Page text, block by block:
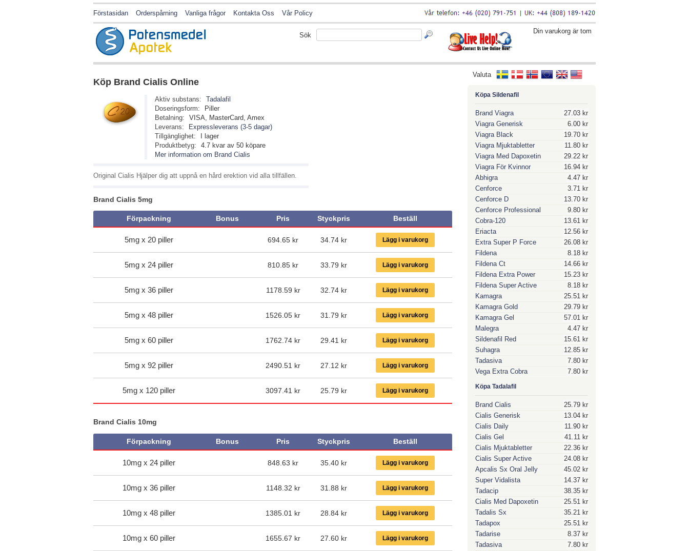
Förstasidan Orderspårning Vanliga frågor Kontakta Oss Vår Policy
Din varukorg är tom
Sök
Köp Brand Cialis Online
Aktiv substans:
Tadalafil
Doseringsform:
Piller
Betalning:
VISA, MasterCard, Amex
Leverans:
Expressleverans (3-5 dagar)
Tillgänglighet:
I lager
Produktbetyg:
4.7 kvar av 50 köpare
Mer information om Brand Cialis
Original Cialis Hjälper dig att uppnå en hård erektion vid alla tillfällen.
Brand Cialis 5mg
Förpackning Bonus Pris Styckpris Beställ
5mg x 20 piller 694.65 kr 34.74 kr Lägg i varukorg
5mg x 24 piller 810.85 kr 33.79 kr Lägg i varukorg
5mg x 36 piller 1178.59 kr 32.74 kr Lägg i varukorg
5mg x 48 piller 1526.05 kr 31.79 kr Lägg i varukorg
5mg x 60 piller 1762.74 kr 29.41 kr Lägg i varukorg
5mg x 92 piller 2490.51 kr 27.12 kr Lägg i varukorg
5mg x 120 piller 3097.41 kr 25.79 kr Lägg i varukorg
Brand Cialis 10mg
Förpackning Bonus Pris Styckpris Beställ
10mg x 24 piller 848.63 kr 35.40 kr Lägg i varukorg
10mg x 36 piller 1148.32 kr 31.88 kr Lägg i varukorg
10mg x 48 piller 1385.01 kr 28.84 kr Lägg i varukorg
10mg x 60 piller 1655.67 kr 27.60 kr Lägg i varukorg
Valuta
Köpa Sildenafil
Brand Viagra
27.03 kr
Viagra Generisk
6.00 kr
Viagra Black
19.70 kr
Viagra Mjuktabletter
11.80 kr
Viagra Med Dapoxetin
29.22 kr
Viagra För Kvinnor
16.94 kr
Abhigra
4.47 kr
Cenforce
3.71 kr
Cenforce D
13.70 kr
Cenforce Professional
9.80 kr
Cobra-120
13.61 kr
Eriacta
12.56 kr
Extra Super P Force
26.08 kr
Fildena
8.18 kr
Fildena Ct
14.66 kr
Fildena Extra Power
15.23 kr
Fildena Super Active
8.18 kr
Kamagra
25.51 kr
Kamagra Gold
29.79 kr
Kamagra Gel
57.01 kr
Malegra
4.47 kr
Sildenafil Red
15.61 kr
Suhagra
12.85 kr
Tadasiva
7.80 kr
Vega Extra Cobra
7.80 kr
Köpa Tadalafil
Brand Cialis
25.79 kr
Cialis Generisk
13.04 kr
Cialis Daily
11.90 kr
Cialis Gel
41.11 kr
Cialis Mjuktabletter
22.36 kr
Cialis Super Active
24.08 kr
Apcalis Sx Oral Jelly
45.02 kr
Super Vidalista
14.37 kr
Tadacip
38.35 kr
Cialis Med Dapoxetin
25.51 kr
Tadalis Sx
35.21 kr
Tadapox
25.51 kr
Tadarise
8.37 kr
Tadasiva
7.80 kr